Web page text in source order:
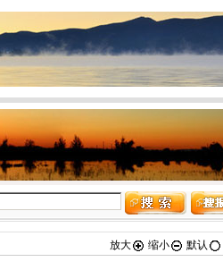
放大 缩小 默认